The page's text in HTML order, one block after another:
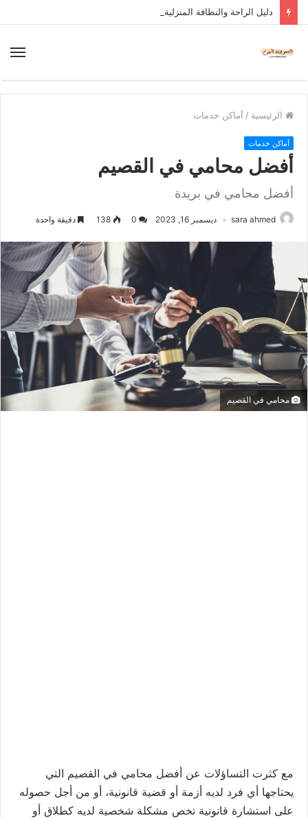
دليل الراحة والنظافة المنزلية
الرئيسية / أماكن خدمات
أماكن خدمات
أفضل محامي في القصيم
أفضل محامي في بريدة
sara ahmed ديسمبر 16, 2023 138 دقيقة واحدة
محامي في القصيم
مع كثرت التساؤلات عن أفضل محامي في القصيم التي
يحتاجها أي فرد لديه أزمة أو قضية قانونية، أو من أجل حصوله
على استشارة قانونية تخص مشكلة شخصية لديه كطلاق أو